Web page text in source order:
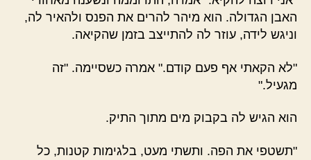
האבן הגדולה. הוא מיהר להרים את הפנס ולהאיר לה,
וניגש לידה, עוזר לה להתייצב בזמן שהקיאה.
"לא הקאתי אף פעם קודם." אמרה כשסיימה. "זה
מגעיל."
הוא הגיש לה בקבוק מים מתוך התיק.
"תשטפי את הפה. ותשתי מעט, בלגימות קטנות, כל